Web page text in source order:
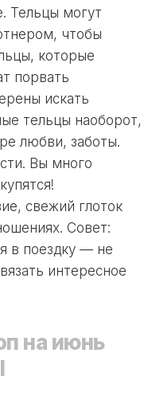
Тельцы могут
чтобы
которые
порвать
искать
тельцы наоборот,
любви, заботы.
Вы много
свежий глоток
Совет:
в поездку — не
интересное
на июнь